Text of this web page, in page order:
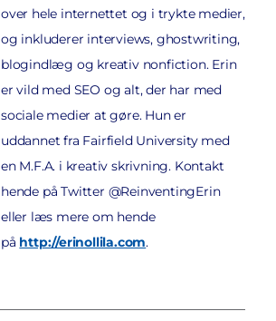
over hele internettet og i trykte medier,
og inkluderer interviews, ghostwriting,
blogindlæg og kreativ nonfiction. Erin
er vild med SEO og alt, der har med
sociale medier at gøre. Hun er
uddannet fra Fairfield University med
en M.F.A. i kreativ skrivning. Kontakt
hende på Twitter @ReinventingErin
eller læs mere om hende
på http://erinollila.com.